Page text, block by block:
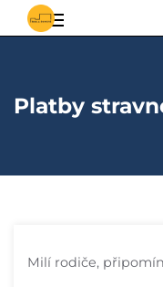
mateřská
Řepiště
Platby
Milí rodiče,